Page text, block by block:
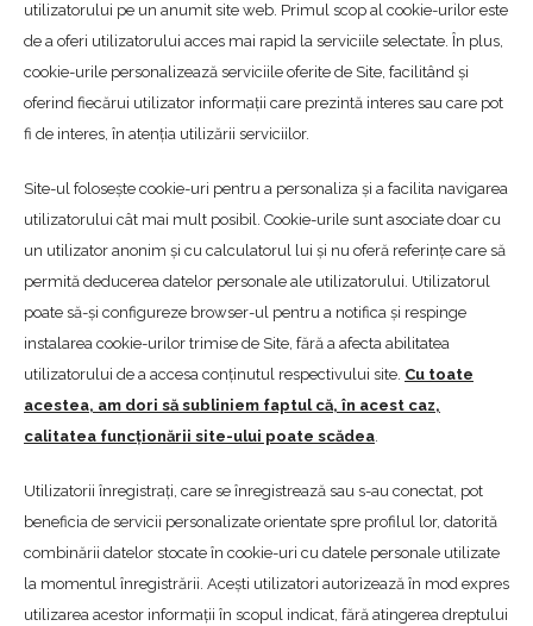
utilizatorului pe un anumit site web. Primul scop al cookie-urilor este
de a oferi utilizatorului acces mai rapid la serviciile selectate. În plus,
cookie-urile personalizează serviciile oferite de Site, facilitând și
oferind fiecărui utilizator informații care prezintă interes sau care pot
fi de interes, în atenția utilizării serviciilor.
Site-ul folosește cookie-uri pentru a personaliza și a facilita navigarea
utilizatorului cât mai mult posibil. Cookie-urile sunt asociate doar cu
un utilizator anonim și cu calculatorul lui și nu oferă referințe care să
permită deducerea datelor personale ale utilizatorului. Utilizatorul
poate să-și configureze browser-ul pentru a notifica și respinge
instalarea cookie-urilor trimise de Site, fără a afecta abilitatea
utilizatorului de a accesa conținutul respectivului site. Cu toate
acestea, am dori să subliniem faptul că, în acest caz,
calitatea funcționării site-ului poate scădea.
Utilizatorii înregistrați, care se înregistrează sau s-au conectat, pot
beneficia de servicii personalizate orientate spre profilul lor, datorită
combinării datelor stocate în cookie-uri cu datele personale utilizate
la momentul înregistrării. Acești utilizatori autorizează în mod expres
utilizarea acestor informații în scopul indicat, fără atingerea dreptului